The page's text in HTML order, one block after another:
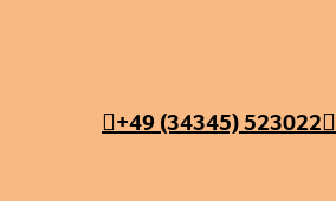
+49 (34345) 523022